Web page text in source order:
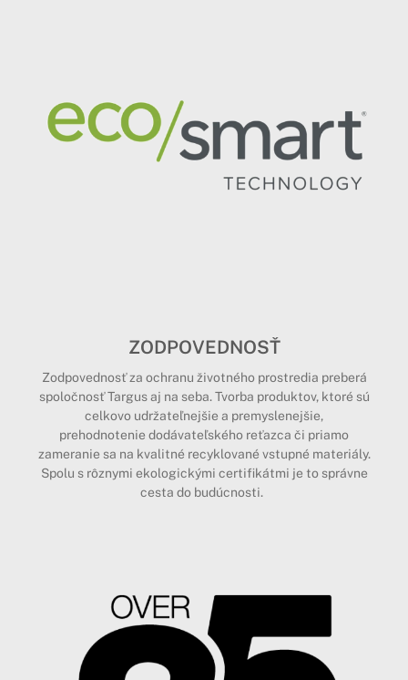
ZODPOVEDNOSŤ
Zodpovednosť za ochranu životného prostredia preberá
spoločnosť Targus aj na seba. Tvorba produktov, ktoré sú
celkovo udržateľnejšie a premyslenejšie,
prehodnotenie dodávateľského reťazca či priamo
zameranie sa na kvalitné recyklované vstupné materiály.
Spolu s rôznymi ekologickými certifikátmi je to správne
cesta do budúcnosti.